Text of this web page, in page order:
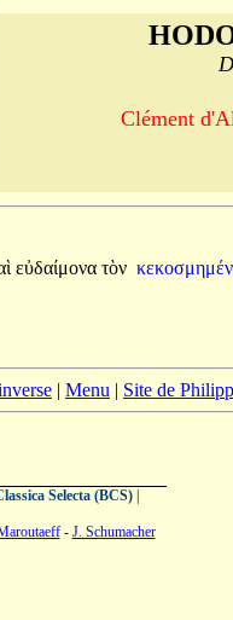
Clément
εὐδαίμονα τὸν
| Menu | Site de
Selecta (BCS)|
- J. Schumacher